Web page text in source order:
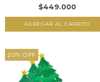
$449.000
20% OFF